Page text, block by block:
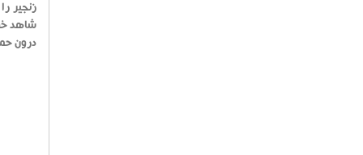
زنجیر
درون